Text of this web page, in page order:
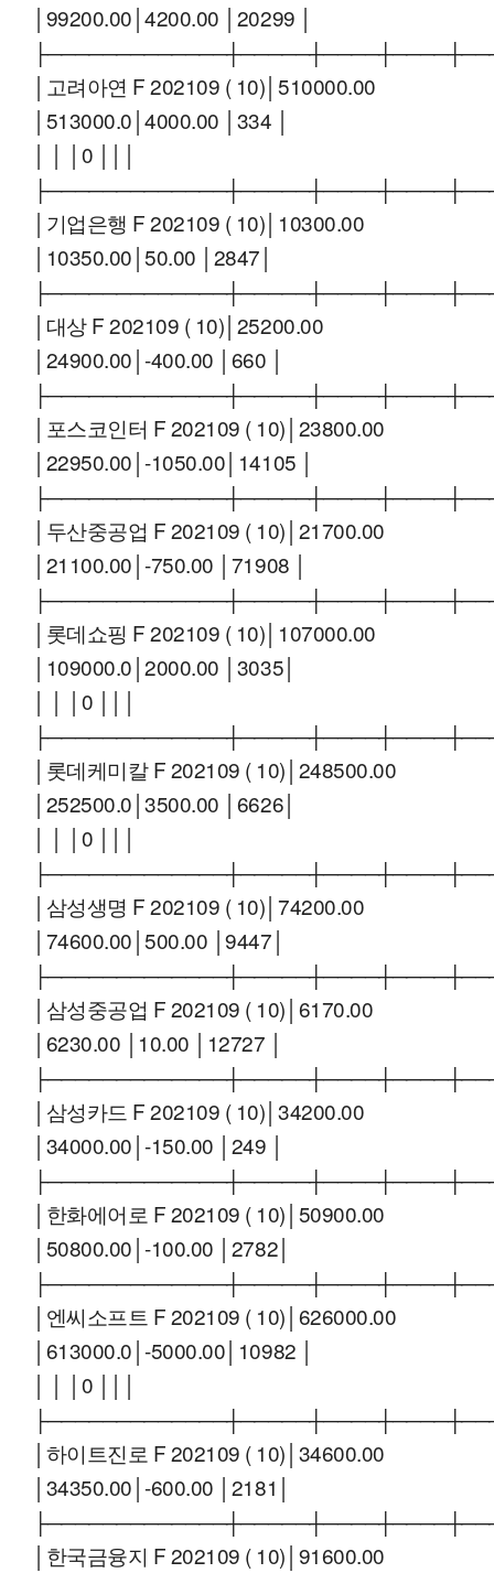
│99200.00│4200.00 │20299 │
│고려아연 F 202109 ( 10)│510000.00
│513000.0│4000.00 │334 │
│ │ │0 │││
│기업은행 F 202109 ( 10)│10300.00
│10350.00│50.00 │2847│
│대상 F 202109 ( 10)│25200.00
│24900.00│-400.00 │660 │
│포스코인터 F 202109 ( 10)│23800.00
│22950.00│-1050.00│14105 │
│두산중공업 F 202109 ( 10)│21700.00
│21100.00│-750.00 │71908 │
│롯데쇼핑 F 202109 ( 10)│107000.00
│109000.0│2000.00 │3035│
│ │ │0 │││
│롯데케미칼 F 202109 ( 10)│248500.00
│252500.0│3500.00 │6626│
│ │ │0 │││
│삼성생명 F 202109 ( 10)│74200.00
│74600.00│500.00 │9447│
│삼성중공업 F 202109 ( 10)│6170.00
│6230.00 │10.00 │12727 │
│삼성카드 F 202109 ( 10)│34200.00
│34000.00│-150.00 │249 │
│한화에어로 F 202109 ( 10)│50900.00
│50800.00│-100.00 │2782│
│엔씨소프트 F 202109 ( 10)│626000.00
│613000.0│-5000.00│10982 │
│ │ │0 │││
│하이트진로 F 202109 ( 10)│34600.00
│34350.00│-600.00 │2181│
│한국금융지 F 202109 ( 10)│91600.00